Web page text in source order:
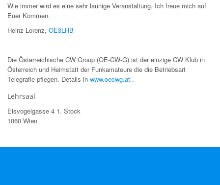
Wie immer wird es eine sehr launige Veranstaltung. Ich freue mich auf
Euer Kommen.
Heinz Lorenz, OE3LHB
Die Österreichische CW Group (OE-CW-G) ist der einzige CW Klub in
Österreich und Heimstatt der Funkamateure die die Betriebsart
Telegrafie pflegen. Details in www.oecwg.at .
Lehrsaal
Eisvogelgasse 4 1. Stock
1060 Wien